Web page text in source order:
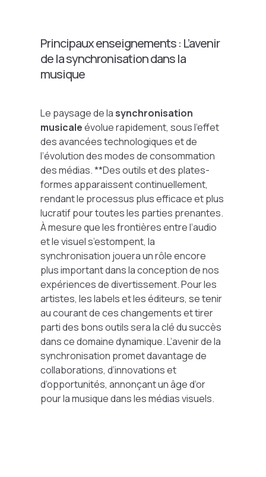
Principaux enseignements : L’avenir
de la synchronisation dans la
musique
Le paysage de lasynchronisation
musicaleévolue rapidement, sous l’effet
des avancées technologiques et de
l’évolution des modes de consommation
des médias. **Des outils et des plates-
formes apparaissent continuellement,
rendant le processus plus efficace et plus
lucratif pour toutes les parties prenantes.
À mesure que les frontières entre l’audio
et le visuel s’estompent, la
synchronisation jouera un rôle encore
plus important dans la conception de nos
expériences de divertissement. Pour les
artistes, les labels et les éditeurs, se tenir
au courant de ces changements et tirer
parti des bons outils sera la clé du succès
dans ce domaine dynamique. L’avenir de la
synchronisation promet davantage de
collaborations, d’innovations et
d’opportunités, annonçant un âge d’or
pour la musique dans les médias visuels.